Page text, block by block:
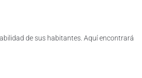
de sus habitantes. Aquí encontrará